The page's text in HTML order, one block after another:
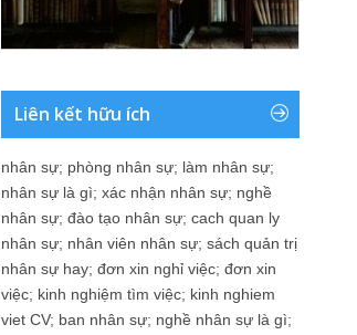
Liên kết hữu ích
nhân sự; phòng nhân sự; làm nhân sự;
nhân sự là gì; xác nhận nhân sự; nghề
nhân sự; đào tạo nhân sự; cach quan ly
nhân sự; nhân viên nhân sự; sách quản trị
nhân sự hay; đơn xin nghỉ việc; đơn xin
việc; kinh nghiệm tìm việc; kinh nghiem
viet CV; ban nhân sự; nghề nhân sự là gì;